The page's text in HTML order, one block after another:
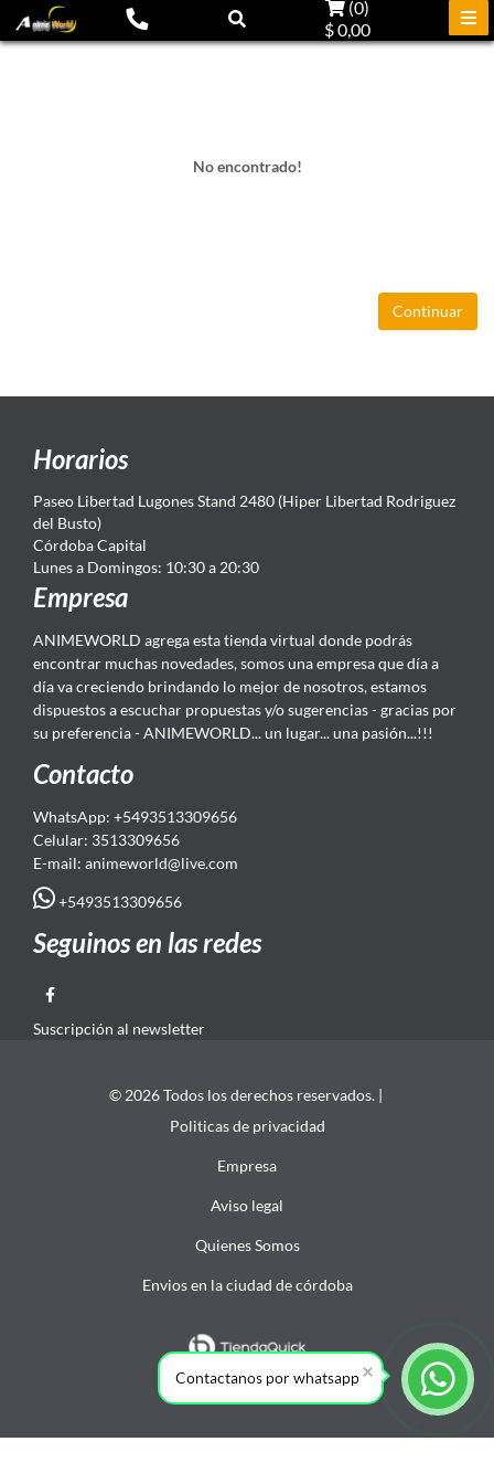
(0)
$ 0,00
No encontrado!
Continuar
Horarios
Paseo Libertad Lugones Stand 2480 (Hiper Libertad Rodriguez
del Busto)
Córdoba Capital
Lunes a Domingos: 10:30 a 20:30
Empresa
ANIMEWORLD agrega esta tienda virtual donde podrás
encontrar muchas novedades, somos una empresa que día a
día va creciendo brindando lo mejor de nosotros, estamos
dispuestos a escuchar propuestas y/o sugerencias - gracias por
su preferencia - ANIMEWORLD... un lugar... una pasión...!!!
Contacto
WhatsApp: +5493513309656
Celular: 3513309656
E-mail: animeworld@live.com
+5493513309656
Seguinos en las redes
Suscripción al newsletter
© 2026 Todos los derechos reservados. |
Politicas de privacidad
Empresa
Aviso legal
Quienes Somos
Envios en la ciudad de córdoba
Contactanos por whatsapp